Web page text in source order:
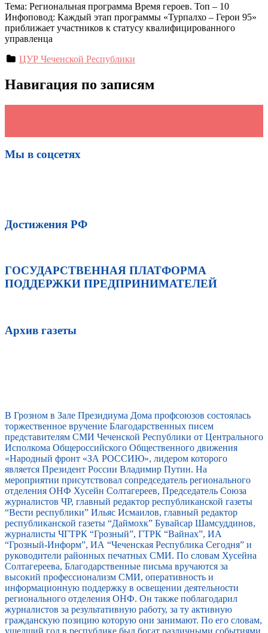
Тема: Региональная программа Время героев. Топ – 10
Инфоповод: Каждый этап программы «Турпалхо – Герои 95»
приближает участников к статусу квалифицированного
управленца
ЦУР Чеченской Республики
Навигация по записям
Мы в соцсетях
Достижения РФ
ГОСУДАРСТВЕННАЯ ПЛАТФОРМА
ПОДДЕРЖКИ ПРЕДПРИНИМАТЕЛЕЙ
Архив газеты
В Грозном в Зале Президиума Дома профсоюзов состоялась
торжественное вручение Благодарственных писем
представителям СМИ Чеченской Республики от Центрального
Исполкома Общероссийского Общественного движения
«Народный фронт «ЗА РОССИЮ», лидером которого
является Президент России Владимир Путин. На
мероприятии присутствовал сопредседатель регионального
отделения ОНФ Хусейн Солтагереев, Председатель Союза
журналистов ЧР, главный редактор республиканской газеты
“Вести республики” Ильяс Исмаилов, главный редактор
республиканской газеты “Даймохк” Бувайсар Шамсуддинов,
журналисты ЧГТРК “Грозный”, ГТРК “Вайнах”, ИА
“Грозный-Информ”, ИА “Чеченская Республика Сегодня” и
руководители районных печатных СМИ. По словам Хусейна
Солтагереева, Благодарственные письма вручаются за
высокий профессионализм СМИ, оперативность и
информационную поддержку в освещении деятельности
регионального отделения ОНФ. Он также поблагодарил
журналистов за результативную работу, за ту активную
гражданскую позицию которую они занимают. По его словам,